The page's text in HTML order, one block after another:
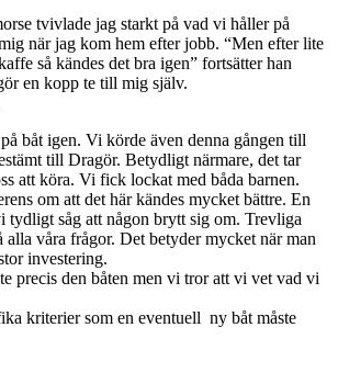
tvivlade jag starkt på vad vi håller på
när jag kom hem efter jobb. “Men efter lite
så kändes det bra igen” fortsätter han
en kopp te till mig själv.
båt igen. Vi körde även denna gången till
till Dragör. Betydligt närmare, det tar
att köra. Vi fick lockat med båda barnen.
om att det här kändes mycket bättre. En
tydligt såg att någon brytt sig om. Trevliga
alla våra frågor. Det betyder mycket när man
investering.
precis den båten men vi tror att vi vet vad vi
kriterier som en eventuell ny båt måste